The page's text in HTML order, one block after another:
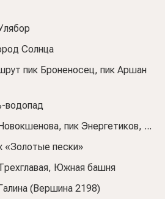
Солнца
пик Броненосец, пик Аршан
водопад
пик Энергетиков, ...
«Золотые пески»
Южная башня
(Вершина 2198)